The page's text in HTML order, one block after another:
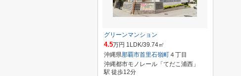
グリーンマンション
4.5万円 1LDK/39.74㎡
沖縄県那覇市首里石嶺町４丁目
沖縄都市モノレール「てだこ浦西」
駅 徒歩12分